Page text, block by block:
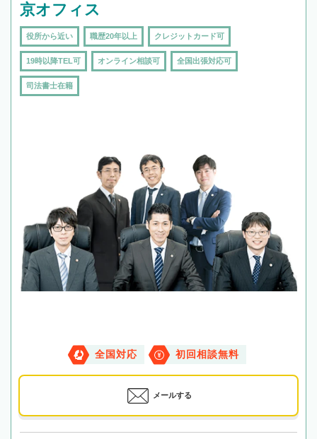
京オフィス
役所から近い 職歴20年以上 クレジットカード可
19時以降TEL可 オンライン相談可 全国出張対応可
司法書士在籍
全国対応 初回相談無料
メールする